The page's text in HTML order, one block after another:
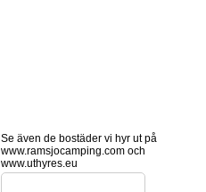
Se även de bostäder vi hyr ut på
www.ramsjocamping.com och
www.uthyres.eu